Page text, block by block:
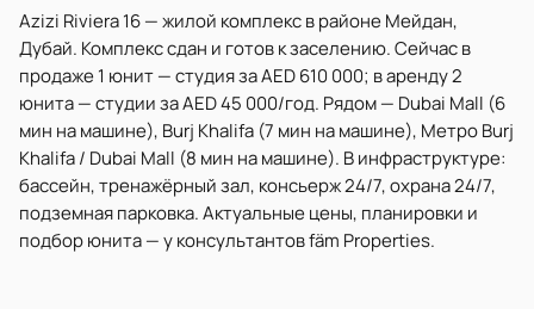
Azizi Riviera 16 — жилой комплекс в районе Мейдан,
Дубай. Комплекс сдан и готов к заселению. Сейчас в
продаже 1 юнит — студия за AED 610 000; в аренду 2
юнита — студии за AED 45 000/год. Рядом — Dubai Mall (6
мин на машине), Burj Khalifa (7 мин на машине), Метро Burj
Khalifa / Dubai Mall (8 мин на машине). В инфраструктуре:
бассейн, тренажёрный зал, консьерж 24/7, охрана 24/7,
подземная парковка. Актуальные цены, планировки и
подбор юнита — у консультантов fäm Properties.